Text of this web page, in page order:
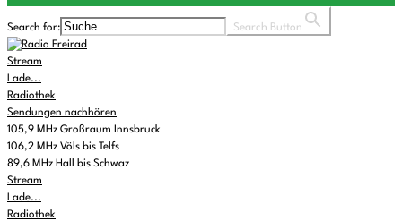
Search for: Search Button
Stream
Lade...
Radiothek
Sendungen nachhören
105,9 MHz Großraum Innsbruck
106,2 MHz Völs bis Telfs
89,6 MHz Hall bis Schwaz
Stream
Lade...
Radiothek